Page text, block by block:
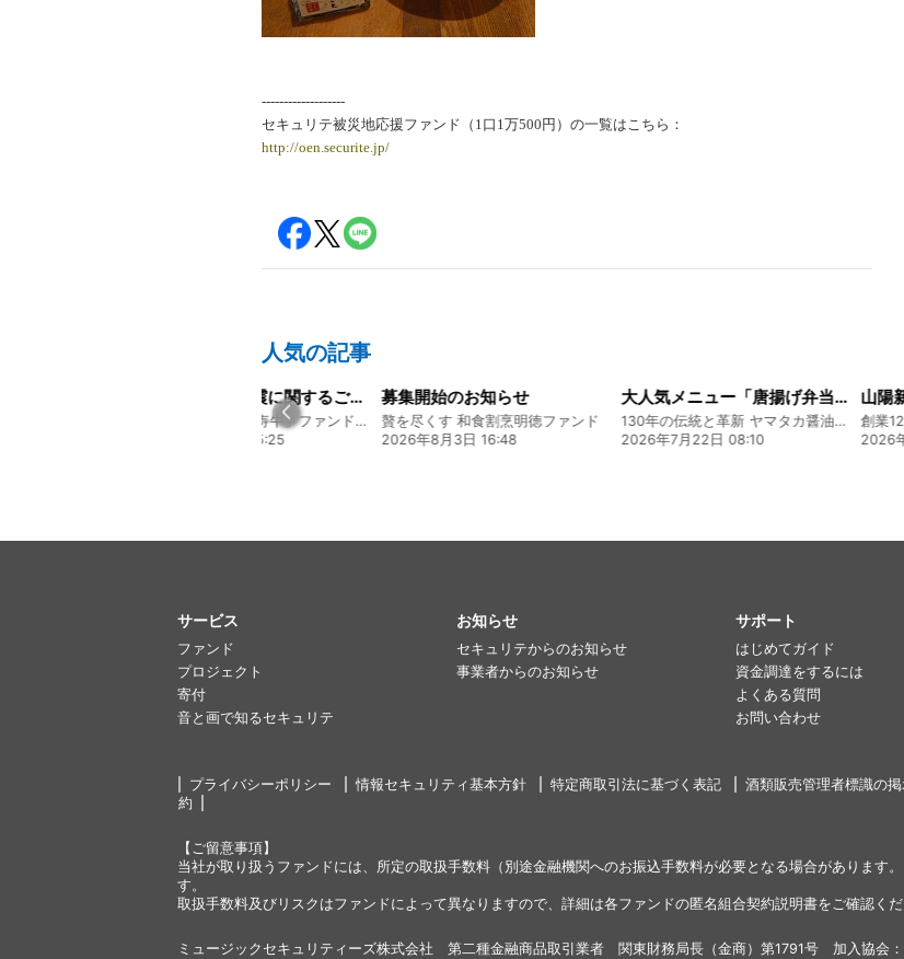
-------------------
セキュリテ被災地応援ファンド（1口1万500円）の一覧はこちら：
http://oen.securite.jp/
人気の記事
令和8年熊本地震に関するご報告
熊本 あか牛「延寿牛」ファンド2026
2026年7月30日 15:25
募集開始のお知らせ
贅を尽くす 和食割烹明徳ファンド
2026年8月3日 16:48
大人気メニュー「唐揚げ弁当」のレシピをご紹介します！
130年の伝統と革新 ヤマタカ醤油ファンド
2026年7月22日 08:10
2026
サービス
ファンド
プロジェクト
寄付
音と画で知るセキュリテ
お知らせ
セキュリテからのお知らせ
事業者からのお知らせ
サポート
はじめてガイド
資金調達をするには
よくある質問
お問い合わせ
プライバシーポリシー 情報セキュリティ基本方針 特定商取引法に基づく表記 酒類販売管理者標識の
約
【ご留意事項】
当社が取り扱うファンドには、所定の取扱手数料（別途金融機関へのお振込手数料が必要となる場合があります
す。
取扱手数料及びリスクはファンドによって異なりますので、詳細は各ファンドの匿名組合契約説明書をご確認くだ
ミュージックセキュリティーズ株式会社 第二種金融商品取引業者 関東財務局長（金商）第1791号 加入協会